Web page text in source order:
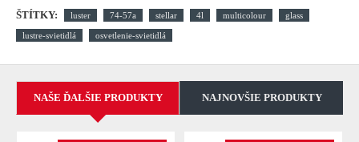
ŠTÍTKY: luster 74-57a stellar 4l multicolour glass
lustre-svietidlá osvetlenie-svietidlá
NAŠE ĎALŠIE PRODUKTY NAJNOVŠIE PRODUKTY